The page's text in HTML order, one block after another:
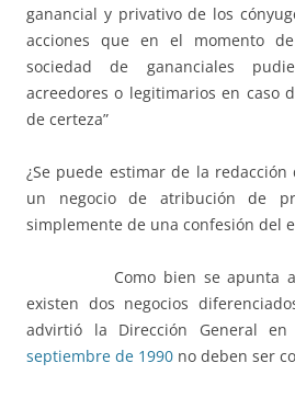
ganancial y privativo de los
acciones que en el momento
sociedad de gananciales
acreedores o legitimarios en caso
de certeza”
¿Se puede estimar de la
un negocio de atribución de
simplemente de una confesión del
Como bien se apunta al
existen dos negocios
advirtió la Dirección General en
septiembre de 1990 no deben ser